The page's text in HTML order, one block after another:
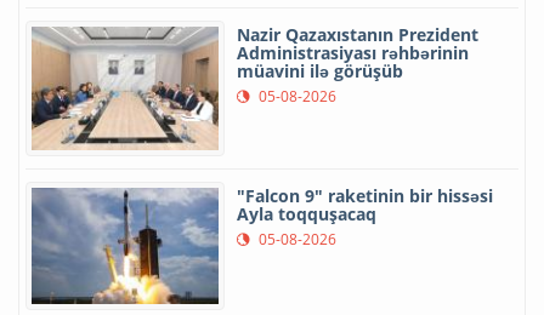
Nazir Qazaxıstanın Prezident
Administrasiyası rəhbərinin
müavini ilə görüşüb
05-08-2026
"Falcon 9" raketinin bir hissəsi
Ayla toqquşacaq
05-08-2026